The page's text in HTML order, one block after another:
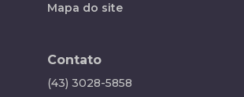
Mapa do site
Contato
(43) 3028-5858